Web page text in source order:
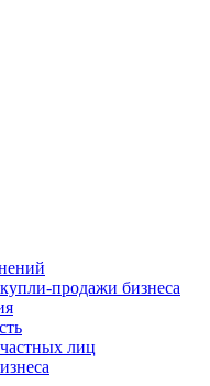
продажи бизнеса
лиц